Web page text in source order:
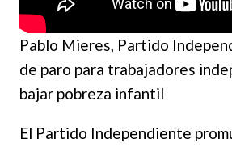
Pablo Mieres, Partido
de paro para trabajadores
bajar pobreza infantil
El Partido Independiente